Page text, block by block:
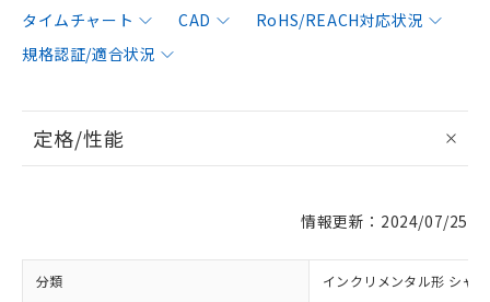
タイムチャート
CAD
RoHS/REACH対応状況
規格認証/適合状況
定格/性能
情報更新：2024/07/25
分類 インクリメンタル形 シャ